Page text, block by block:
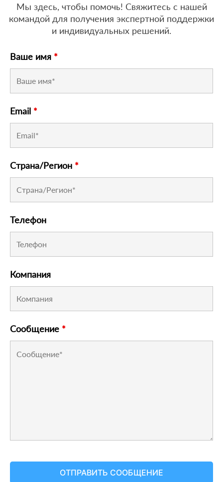
Мы здесь, чтобы помочь! Свяжитесь с нашей
командой для получения экспертной поддержки
и индивидуальных решений.
Ваше имя *
Email *
Страна/Регион *
Телефон
Компания
Сообщение *